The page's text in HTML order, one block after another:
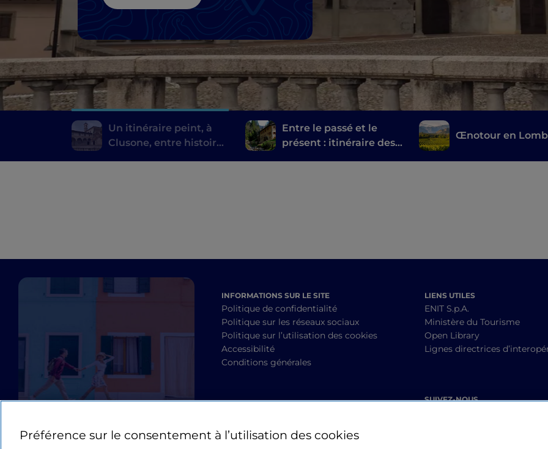
Un itinéraire peint, à
Clusone, entre histoire,
Entre le passé et le
présent : itinéraire des
Œnotour en
INFORMATIONS SUR LE SITE
Politique de confidentialité
Politique sur les réseaux sociaux
Politique sur l’utilisation des cookies
Accessibilité
Conditions générales
LIENS UTILES
ENIT S.p.A.
Ministère du Tourisme
Open Library
Lignes directrices
SUIVEZ-NOUS
Préférence sur le consentement à l’utilisation des cookies